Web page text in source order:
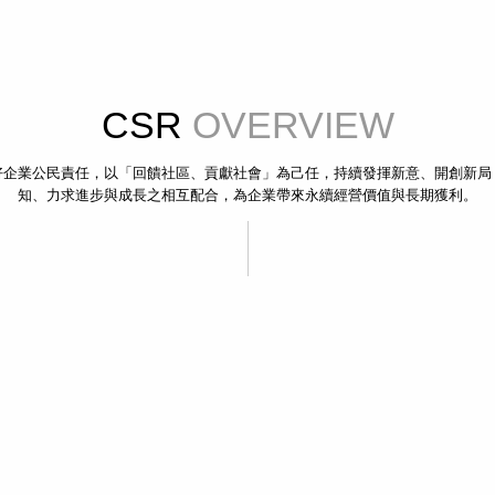
CSR OVERVIEW
業公民責任，以「回饋社區、貢獻社會」為己任，持續發揮新意、開創新
知、力求進步與成長之相互配合，為企業帶來永續經營價值與長期獲利。